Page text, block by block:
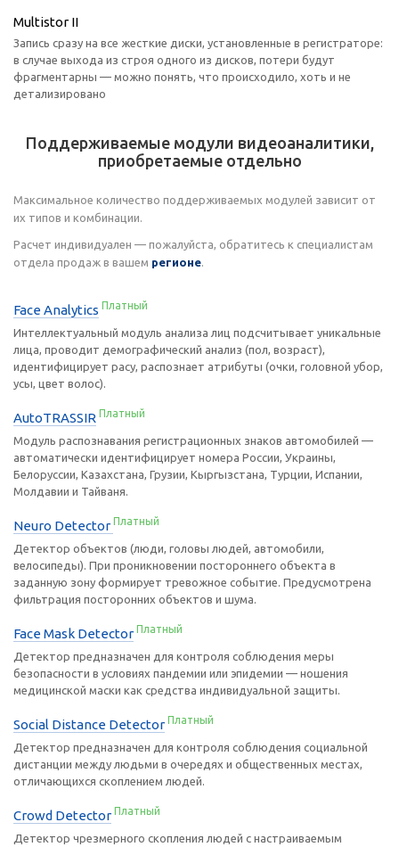
Multistor II
Запись сразу на все жесткие диски, установленные в регистраторе:
в случае выхода из строя одного из дисков, потери будут
фрагментарны — можно понять, что происходило, хоть и не
детализировано
Поддерживаемые модули видеоаналитики,
приобретаемые отдельно
Максимальное количество поддерживаемых модулей зависит от
их типов и комбинации.
Расчет индивидуален — пожалуйста, обратитесь к специалистам
отдела продаж в вашем регионе.
Face Analytics Платный
Интеллектуальный модуль анализа лиц подсчитывает уникальные
лица, проводит демографический анализ (пол, возраст),
идентифицирует расу, распознает атрибуты (очки, головной убор,
усы, цвет волос).
AutoTRASSIR Платный
Модуль распознавания регистрационных знаков автомобилей —
автоматически идентифицирует номера России, Украины,
Белоруссии, Казахстана, Грузии, Кыргызстана, Турции, Испании,
Молдавии и Тайваня.
Neuro Detector Платный
Детектор объектов (люди, головы людей, автомобили,
велосипеды). При проникновении постороннего объекта в
заданную зону формирует тревожное событие. Предусмотрена
фильтрация посторонних объектов и шума.
Face Mask Detector Платный
Детектор предназначен для контроля соблюдения меры
безопасности в условиях пандемии или эпидемии — ношения
медицинской маски как средства индивидуальной защиты.
Social Distance Detector Платный
Детектор предназначен для контроля соблюдения социальной
дистанции между людьми в очередях и общественных местах,
отличающихся скоплением людей.
Crowd Detector Платный
Детектор чрезмерного скопления людей с настраиваемым